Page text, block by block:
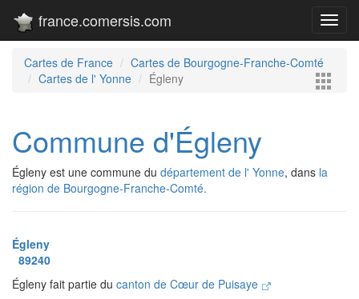
france.comersis.com
Cartes de France
Cartes de Bourgogne-Franche-Comté
Cartes de l' Yonne
Égleny
Commune d'Égleny
Égleny est une commune du département de l' Yonne, dans la
région de Bourgogne-Franche-Comté.
Égleny
89240
Égleny fait partie du canton de Cœur de Puisaye